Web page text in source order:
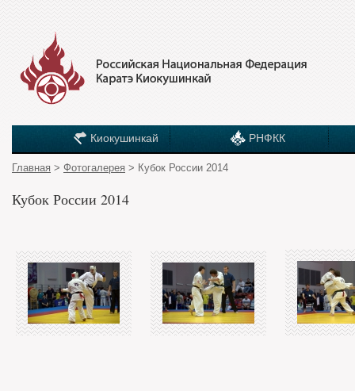
Киокушинкай РНФКК
Главная > Фотогалерея > Кубок России 2014
Кубок России 2014